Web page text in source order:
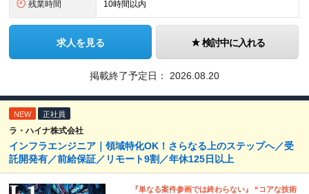
残業時間 10時間以内
求人を見る 検討中に入れる
掲載終了予定日： 2026.08.20
NEW 正社員
ラ・ハイナ株式会社
インフラエンジニア｜領域特化OK！さらなる上のステップへ／受
託開発有／前給保証／リモート9割／年休125日以上
『単なる案件参画では終わらない』 “コアな技術